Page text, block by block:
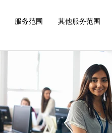
服务范围 其他服务范围